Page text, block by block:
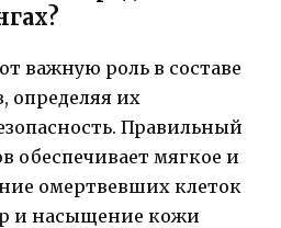
важную роль в составе
определяя их
Правильный
обеспечивает мягкое и
омертвевших клеток
и насыщение кожи